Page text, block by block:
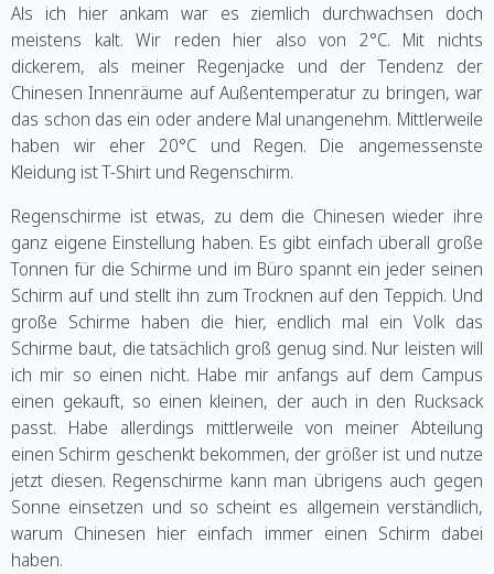
Als ich hier ankam war es ziemlich durchwachsen doch
meistens kalt. Wir reden hier also von 2°C. Mit nichts
dickerem, als meiner Regenjacke und der Tendenz der
Chinesen Innenräume auf Außentemperatur zu bringen, war
das schon das ein oder andere Mal unangenehm. Mittlerweile
haben wir eher 20°C und Regen. Die angemessenste
Kleidung ist T-Shirt und Regenschirm.
Regenschirme ist etwas, zu dem die Chinesen wieder ihre
ganz eigene Einstellung haben. Es gibt einfach überall große
Tonnen für die Schirme und im Büro spannt ein jeder seinen
Schirm auf und stellt ihn zum Trocknen auf den Teppich. Und
große Schirme haben die hier, endlich mal ein Volk das
Schirme baut, die tatsächlich groß genug sind. Nur leisten will
ich mir so einen nicht. Habe mir anfangs auf dem Campus
einen gekauft, so einen kleinen, der auch in den Rucksack
passt. Habe allerdings mittlerweile von meiner Abteilung
einen Schirm geschenkt bekommen, der größer ist und nutze
jetzt diesen. Regenschirme kann man übrigens auch gegen
Sonne einsetzen und so scheint es allgemein verständlich,
warum Chinesen hier einfach immer einen Schirm dabei
haben.